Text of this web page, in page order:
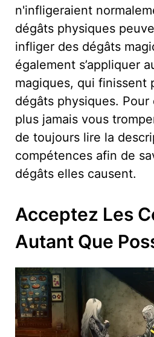
n'infligeraient
dégâts physiques
infliger des dégâts
également s’appliquer
magiques, qui finissent
dégâts physiques.
plus jamais vous
de toujours lire la
compétences afin de
dégâts elles causent.
Acceptez Les
Autant Que